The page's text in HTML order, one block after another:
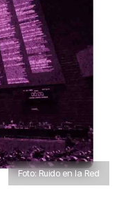
Foto: Ruido en la Red